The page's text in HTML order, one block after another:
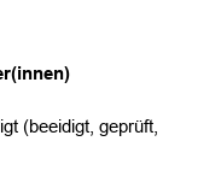
(beeidigt, geprüft,